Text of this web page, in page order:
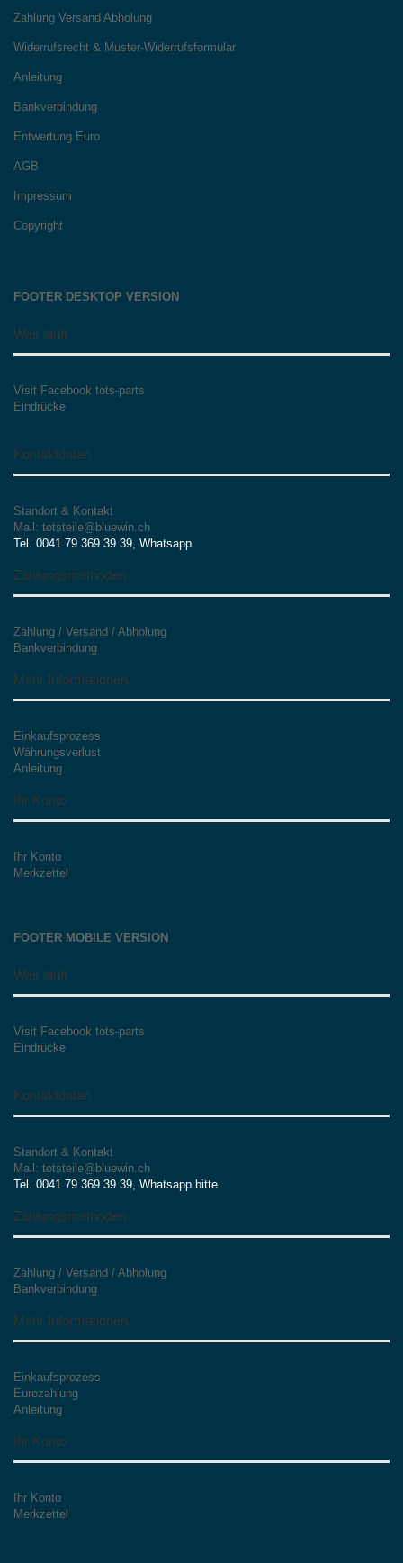
Zahlung Versand Abholung
Widerrufsrecht & Muster-Widerrufsformular
Anleitung
Bankverbindung
Entwertung Euro
AGB
Impressum
Copyright
FOOTER DESKTOP VERSION
Was läuft
Visit Facebook tots-parts
Eindrücke
Kontaktdaten
Standort & Kontakt
Mail: totsteile@bluewin.ch
Tel. 0041 79 369 39 39, Whatsapp
Zahlungsmethoden
Zahlung / Versand / Abholung
Bankverbindung
Mehr Informationen
Einkaufsprozess
Währungsverlust
Anleitung
Ihr Konto
Ihr Konto
Merkzettel
FOOTER MOBILE VERSION
Was läuft
Visit Facebook tots-parts
Eindrücke
Kontaktdaten
Standort & Kontakt
Mail: totsteile@bluewin.ch
Tel. 0041 79 369 39 39, Whatsapp bitte
Zahlungsmethoden
Zahlung / Versand / Abholung
Bankverbindung
Mehr Informationen
Einkaufsprozess
Eurozahlung
Anleitung
Ihr Konto
Ihr Konto
Merkzettel